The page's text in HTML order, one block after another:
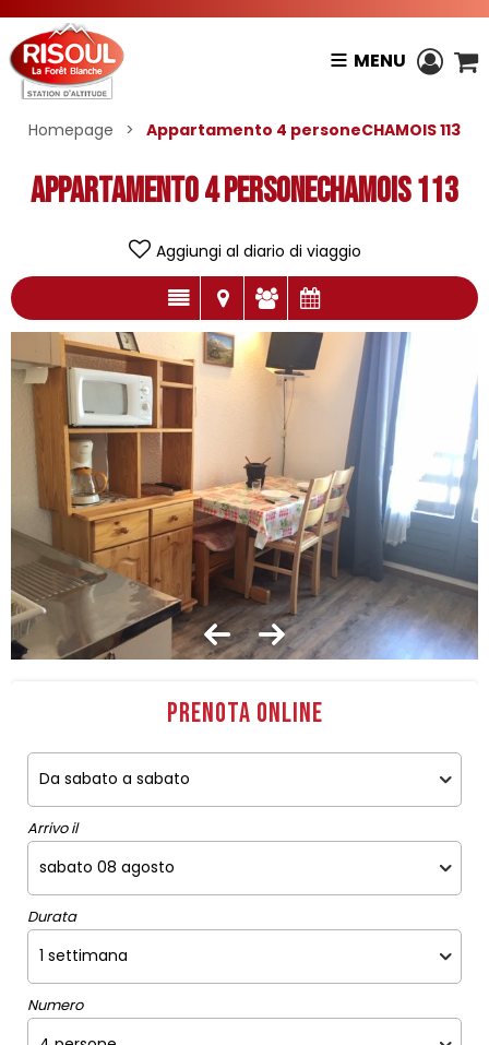
MENU
Homepage > Appartamento 4 personeCHAMOIS 113
Appartamento 4 personeCHAMOIS 113
Aggiungi al diario di viaggio
Prenota online
Arrivo il
Durata
Numero